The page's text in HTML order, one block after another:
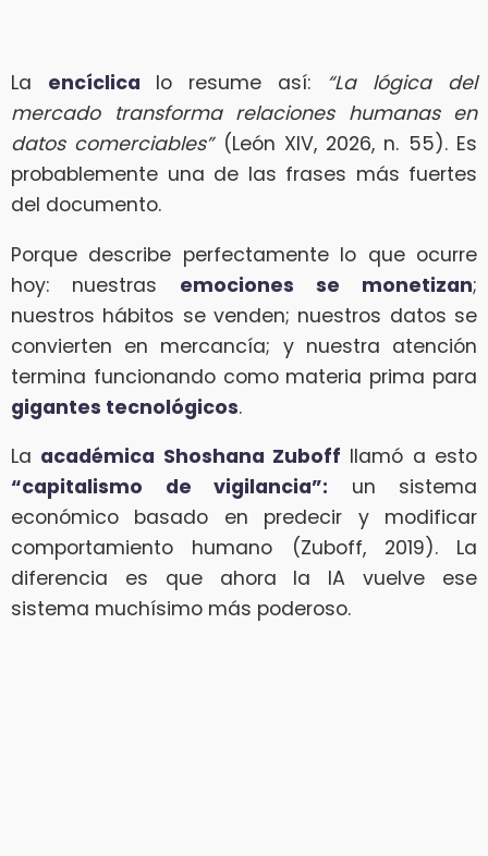
La encíclica lo resume así: “La lógica del
mercado transforma relaciones humanas en
datos comerciables”(León XIV, 2026, n. 55). Es
probablemente una de las frases más fuertes
del documento.
Porque describe perfectamente lo que ocurre
hoy: nuestras emociones se monetizan;
nuestros hábitos se venden; nuestros datos se
convierten en mercancía; y nuestra atención
termina funcionando como materia prima para
gigantes tecnológicos.
La académica Shoshana Zuboff llamó a esto
“capitalismo de vigilancia”: un sistema
económico basado en predecir y modificar
comportamiento humano (Zuboff, 2019). La
diferencia es que ahora la IA vuelve ese
sistema muchísimo más poderoso.